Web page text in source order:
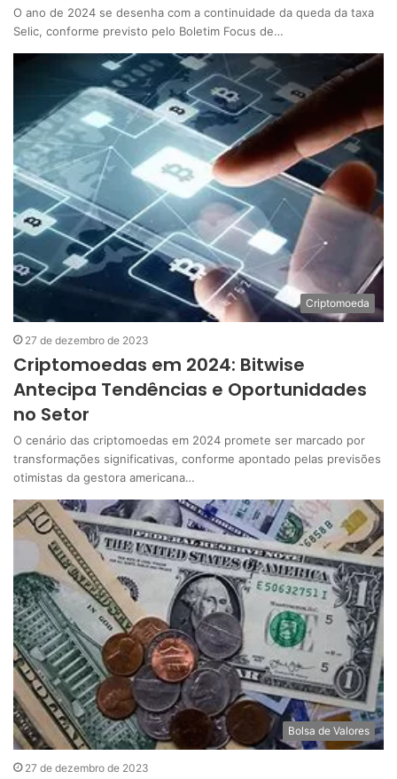
O ano de 2024 se desenha com a continuidade da queda da taxa
Selic, conforme previsto pelo Boletim Focus de…
Criptomoeda
27 de dezembro de 2023
Criptomoedas em 2024: Bitwise
Antecipa Tendências e Oportunidades
no Setor
O cenário das criptomoedas em 2024 promete ser marcado por
transformações significativas, conforme apontado pelas previsões
otimistas da gestora americana…
Bolsa de Valores
27 de dezembro de 2023